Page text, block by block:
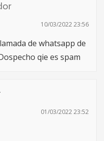
10/03/2022 23:56
de whatsapp de
qie es spam
01/03/2022 23:52